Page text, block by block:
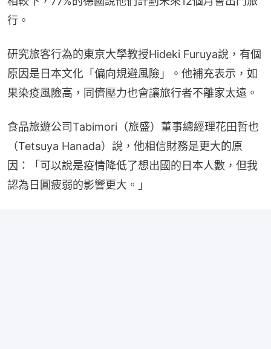
行。
研究旅客行為的東京大學教授Hideki Furuya說，有個
原因是日本文化「偏向規避風險」。他補充表示，如
果染疫風險高，同儕壓力也會讓旅行者不離家太遠。
食品旅遊公司Tabimori（旅盛）董事總經理花田哲也
（Tetsuya Hanada）說，他相信財務是更大的原
因：「可以說是疫情降低了想出國的日本人數，但我
認為日圓疲弱的影響更大。」